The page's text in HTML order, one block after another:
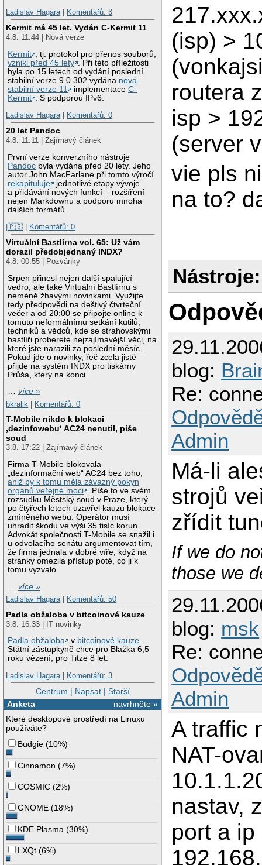
Ladislav Hagara| Komentářů: 3
Kermit má 45 let. Vydán C-Kermit 11
4.8. 11:44 | Nová verze
Kermit
, tj. protokol pro přenos souborů,
vznikl před 45 lety
. Při této příležitosti
byla po 15 letech od vydání poslední
stabilní verze 9.0.302 vydána nová
stabilní verze 11
implementaceC-
Kermit
. S podporou IPv6.
Ladislav Hagara| Komentářů: 0
20 let Pandoc
4.8. 11:11 | Zajímavý článek
První verze konverzního nástroje
Pandoc byla vydána před 20 lety. Jeho
autor John MacFarlane při tomto výročí
rekapituluje
jednotlivé etapy vývoje
a přidávání nových funkcí – rozšíření
nejen Markdownu a podporu mnoha
dalších formátů.
|🇵🇸
Komentářů: 0
Virtuální Bastlírna vol. 65: Už vám
dorazil předobjednaný INDX?
4.8. 00:55 | Pozvánky
Srpen přinesl nejen další spalující
vedro, ale také Virtuální Bastlírnu s
neméně žhavými novinkami. Využijte
tedy předpovědi na deštivý čtvrteční
večer a od 20:00 se připojte online k
tomuto neformálnímu setkání kutilů,
techniků a vědců, kde se strahovskými
bastlíři proberete nejzajímavější věci, na
které jste narazili za poslední měsíc.
Pokud jde o novinky, řeč zcela jistě
přijde na systém INDX pro tiskárny
Průša, který na konci
…více »
bkralik | Komentářů: 0
T-Mobile nikdo k blokaci
‚dezinfowebu‘ AC24 nenutil, píše
soud
3.8. 17:22 | Zajímavý článek
Firma T-Mobile blokovala
„dezinformační web“ AC24 bez toho,
aniž by k tomu měla závazný pokyn
orgánů veřejné moci
. Píše to ve svém
rozsudku Městský soud v Praze, který
po čtyřech letech uzavřel kauzu blokace
zmíněného webu. Operátor musí
uhradit škodu ve výši 35 tisíc korun.
Advokát společnosti T-Mobile se snažil i
u odvolacího senátu argumentovat tím,
že firma jednala v dobré víře, když na
stránky omezila přístup poté, co ji k
tomu vyzvalo
…více »
Ladislav Hagara| Komentářů: 50
Padla obžaloba v bitcoinové kauze
3.8. 16:33 | IT novinky
Padla obžaloba
v bitcoinové kauze.
Státní zástupkyně chce pro Blažka 6,5
roku vězení, pro Titze 8 let.
Ladislav Hagara| Komentářů: 3
Centrum | Napsat| Starší
navrhněte »
Anketa
Které desktopové prostředí na Linuxu
používáte?
Budgie (10%)
Cinnamon (7%)
COSMIC (2%)
GNOME (18%)
KDE Plasma (30%)
LXQt (6%)
(isp) >
routera
isp >
(server
vie pls
na to?
Nástroje:
blog:
Re:
Admin
Má-li
strojů
zřídit
If we do
those we
blog: msk
Re:
Admin
A traffic
NAT-
nastav,
port a